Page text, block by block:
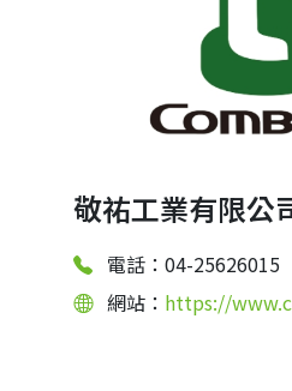
敬祐工業有限公
電話：04-25626015
網站： https://